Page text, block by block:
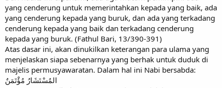
yang cenderung untuk memerintahkan kepada yang baik, ada
yang cenderung kepada yang buruk, dan ada yang terkadang
cenderung kepada yang baik dan terkadang cenderung
kepada yang buruk. (Fathul Bari, 13/390-391)
Atas dasar ini, akan dinukilkan keterangan para ulama yang
menjelaskan siapa sebenarnya yang berhak untuk duduk di
majelis permusyawaratan. Dalam hal ini Nabi bersabda:
المُسْتَشَارُ مُؤْتَمَنٌ